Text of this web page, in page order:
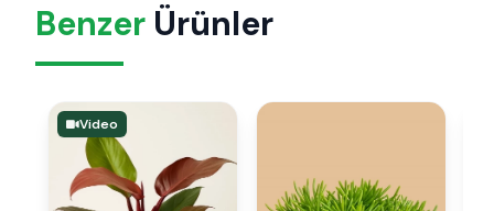
Benzer Ürünler
Video